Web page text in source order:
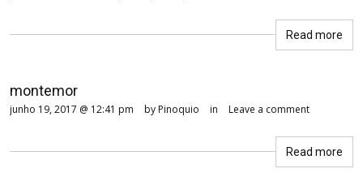
Read more
montemor
junho 19, 2017 @ 12:41 pm by Pinoquio in Leave a comment
Read more